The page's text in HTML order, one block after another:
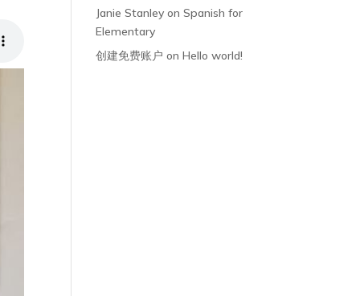
Janie Stanley onSpanish for
Elementary
创建免费账户 onHello world!